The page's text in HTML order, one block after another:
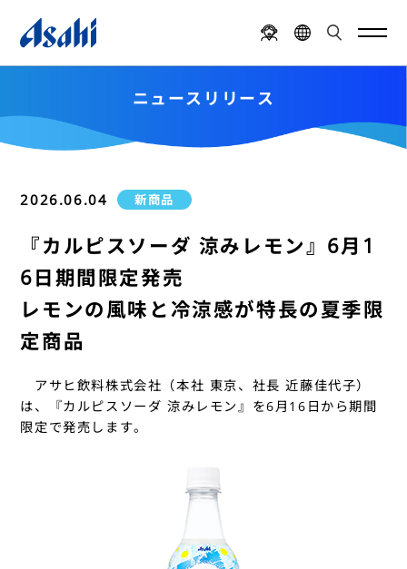
ニュースリリース
新商品
2026.06.04
『カルピスソーダ 涼みレモン』6月1
6日期間限定発売
レモンの風味と冷涼感が特長の夏季限
定商品
アサヒ飲料株式会社（本社 東京、社長 近藤佳代子）
は、『カルピスソーダ 涼みレモン』を6月16日から期間
限定で発売します。